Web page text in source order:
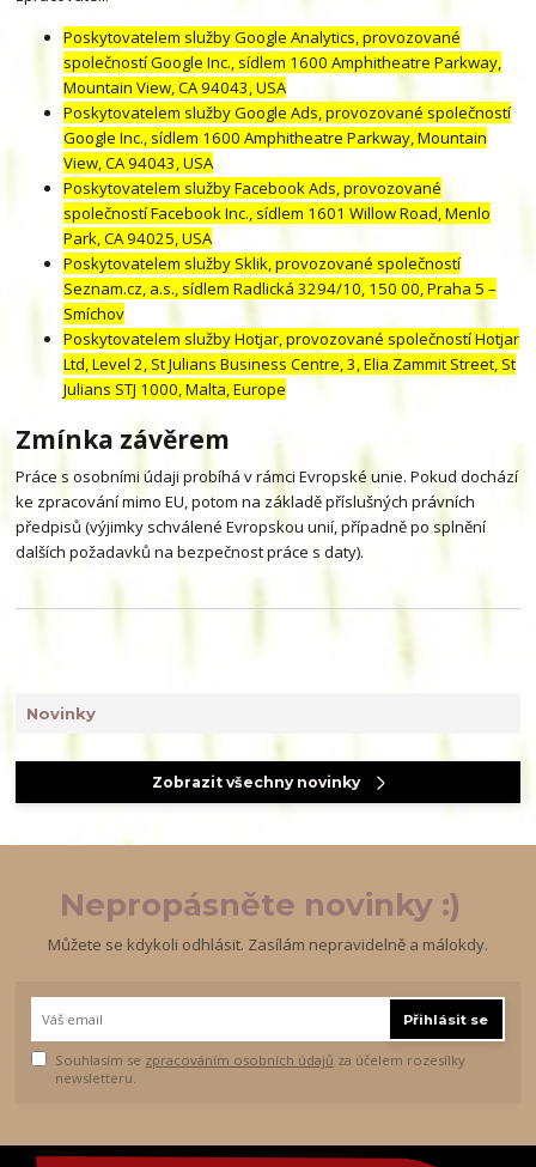
Novinky
Zobrazit všechny novinky
Poskytovatelem služby Google Analytics, provozované
společností Google Inc., sídlem 1600 Amphitheatre Parkway,
Mountain View, CA 94043, USA
Poskytovatelem služby Google Ads, provozované společností
Google Inc., sídlem 1600 Amphitheatre Parkway, Mountain
View, CA 94043, USA
Poskytovatelem služby Facebook Ads, provozované
společností Facebook Inc., sídlem 1601 Willow Road, Menlo
Park, CA 94025, USA
Poskytovatelem služby Sklik, provozované společností
Seznam.cz, a.s., sídlem Radlická 3294/10, 150 00, Praha 5 –
Smíchov
Poskytovatelem služby Hotjar, provozované společností Hotjar
Ltd, Level 2, St Julians Business Centre, 3, Elia Zammit Street, St
Julians STJ 1000, Malta, Europe
Zmínka závěrem
Práce s osobními údaji probíhá v rámci Evropské unie. Pokud dochází
ke zpracování mimo EU, potom na základě příslušných právních
předpisů (výjimky schválené Evropskou unií, případně po splnění
dalších požadavků na bezpečnost práce s daty).
Nepropásněte novinky :)
Můžete se kdykoli odhlásit. Zasílám nepravidelně a málokdy.
Přihlásit se
Souhlasím se zpracováním osobních údajů za účelem rozesílky
newsletteru.